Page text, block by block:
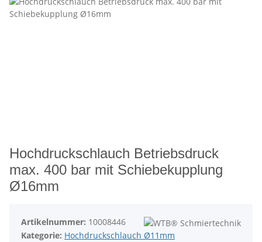
Hochdruckschlauch Betriebsdruck
max. 400 bar mit Schiebekupplung
Ø16mm
Artikelnummer: 10008446
Kategorie: Hochdruckschlauch Ø11mm